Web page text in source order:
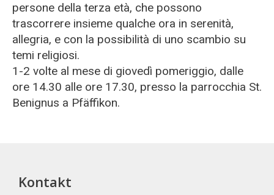
persone della terza età, che possono
trascorrere insieme qualche ora in serenità,
allegria, e con la possibilità di uno scambio su
temi religiosi.
1-2 volte al mese di giovedì pomeriggio, dalle
ore 14.30 alle ore 17.30, presso la parrocchia St.
Benignus a Pfäffikon.
Kontakt